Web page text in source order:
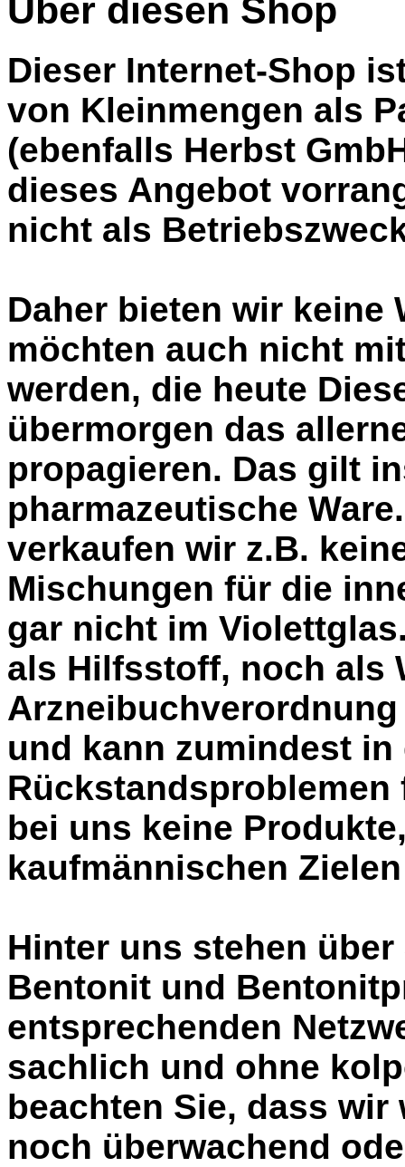
Über diesen Shop
Dieser Internet-Shop
von Kleinmengen als
(ebenfalls Herbst
dieses Angebot
nicht als
Daher bieten wir keine
möchten auch nicht
werden, die heute
übermorgen das
propagieren. Das gilt
pharmazeutische
verkaufen wir z.B.
Mischungen für die
gar nicht im
als Hilfsstoff, noch als
und kann zumindest
bei uns keine
kaufmännischen
Hinter uns stehen
Bentonit und
entsprechenden
sachlich und ohne
beachten Sie, dass
noch überwachend